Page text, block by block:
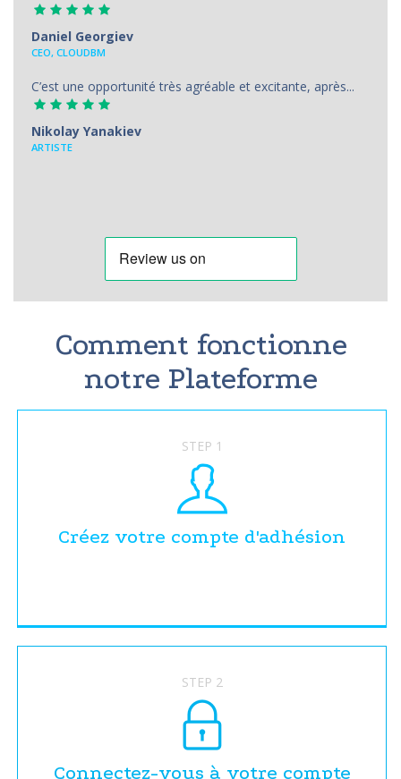
Daniel Georgiev
CEO, CLOUDBM
C’est une opportunité très agréable et excitante, après...
Nikolay Yanakiev
ARTISTE
Comment fonctionne
notre Plateforme
STEP 1
Créez votre compte d'adhésion
STEP 2
Connectez-vous à votre compte